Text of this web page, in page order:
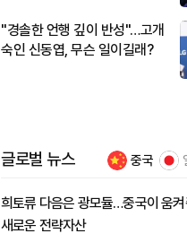
"경솔한 언행 깊이 반성"…고개
숙인 신동엽, 무슨 일이길래?
글로벌 뉴스 중국
희토류 다음은 광모듈…중국이 움
새로운 전략자산